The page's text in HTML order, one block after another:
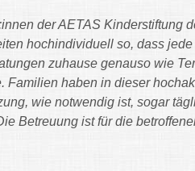
der AETAS Kinderstiftung
hochindividuell so, dass
zuhause genauso wie
Familien haben in dieser
wie notwendig ist, sogar
Betreuung ist für die